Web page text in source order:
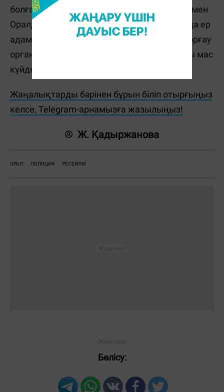
болған. Полицейлер камералардың көмегімен
Оралдағы түнгі клубтардың бірінің маңында ер
адамдар төбелескенін байқаған. Құқық қорғау
органдары мәліметінше, Ресей азаматтары мас
күйде бір-бірімен төбелескен.
Жаңалықтарды бәрінен бұрын біліп отырғыңыз
келсе, Telegram-арнамызға жазылыңыз!
Ж. Қадыржанова
ОРАЛ ПОЛИЦИЯ РЕСЕЙЛІК
Бөлісу: